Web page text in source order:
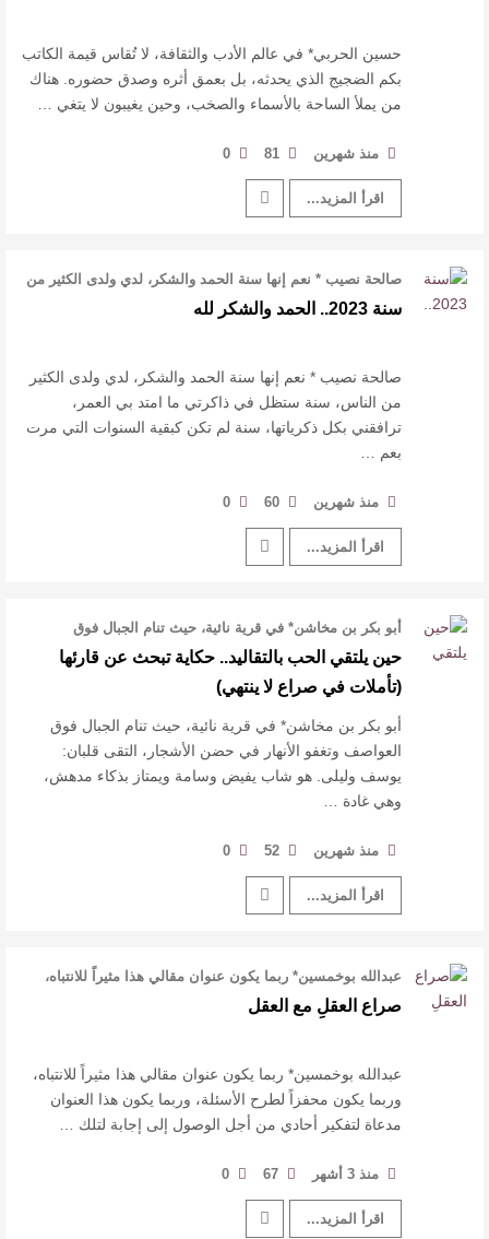
حسين الحربي* في عالم الأدب والثقافة، لا تُقاس قيمة الكاتب
بكم الضجيج الذي يحدثه، بل بعمق أثره وصدق حضوره. هناك
من يملأ الساحة بالأسماء والصخب، وحين يغيبون لا يتغي …
منذ شهرين 81
0
اقرأ المزيد...
صالحة نصيب * نعم إنها سنة الحمد والشكر، لدي ولدى الكثير من
الناس، سنة ستظل في ذا …
سنة 2023.. الحمد والشكر لله
صالحة نصيب * نعم إنها سنة الحمد والشكر، لدي ولدى الكثير
من الناس، سنة ستظل في ذاكرتي ما امتد بي العمر،
ترافقني بكل ذكرياتها، سنة لم تكن كبقية السنوات التي مرت
بعم …
منذ شهرين 60
0
اقرأ المزيد...
أبو بكر بن مخاشن* في قرية نائية، حيث تنام الجبال فوق
العواصف وتغفو الأنهار في حض …
حين يلتقي الحب بالتقاليد.. حكاية تبحث عن قارئها
(تأملات في صراع لا ينتهي)
أبو بكر بن مخاشن* في قرية نائية، حيث تنام الجبال فوق
العواصف وتغفو الأنهار في حضن الأشجار، التقى قلبان:
يوسف وليلى. هو شاب يفيض وسامة ويمتاز بذكاء مدهش،
وهي غادة …
منذ شهرين 52
0
اقرأ المزيد...
عبدالله بوخمسين* ربما يكون عنوان مقالي هذا مثيراً للانتباه،
وربما يكون محفزاً لط …
صراع العقلِ مع العقل
عبدالله بوخمسين* ربما يكون عنوان مقالي هذا مثيراً للانتباه،
وربما يكون محفزاً لطرح الأسئلة، وربما يكون هذا العنوان
مدعاة لتفكير أحادي من أجل الوصول إلى إجابة لتلك …
منذ 3 أشهر 67
0
اقرأ المزيد...